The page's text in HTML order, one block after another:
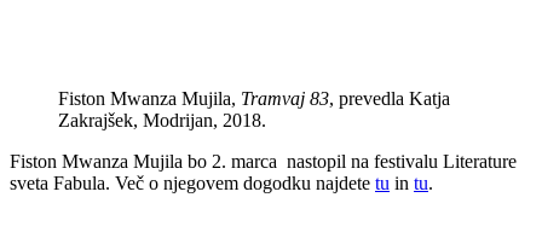
Fiston Mwanza Mujila, Tramvaj 83, prevedla Katja
Zakrajšek, Modrijan, 2018.
Fiston Mwanza Mujila bo 2. marca nastopil na festivalu Literature
sveta Fabula. Več o njegovem dogodku najdete tu in tu.